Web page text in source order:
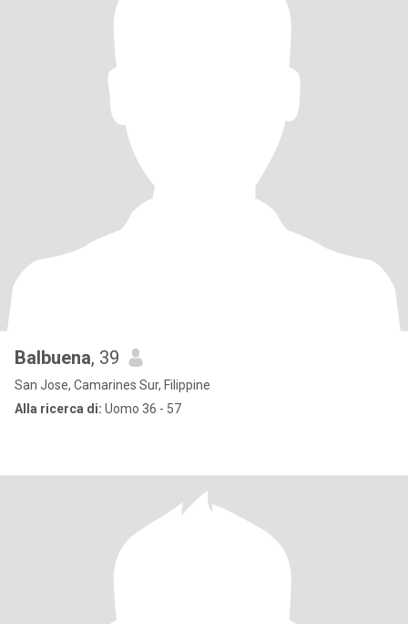
Balbuena, 39
San Jose, Camarines Sur, Filippine
Alla ricerca di: Uomo 36 - 57